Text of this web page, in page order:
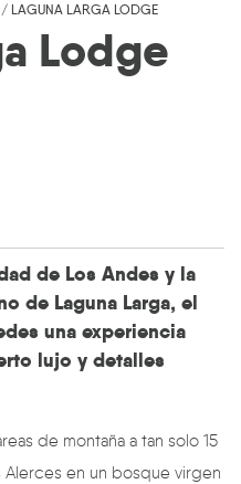
/ LAGUNA LARGA LODGE
Lodge
de Los Andes y la
de Laguna Larga, el
una experiencia
lujo y detalles
de montaña a tan solo 15
Alerces en un bosque virgen